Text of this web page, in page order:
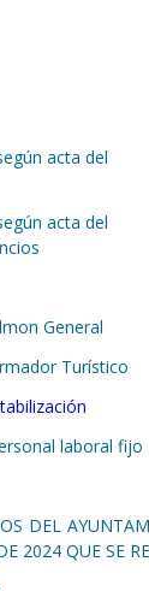
acta del
acta del
General
Turístico
laboral fijo
DEL
2024 QUE SE